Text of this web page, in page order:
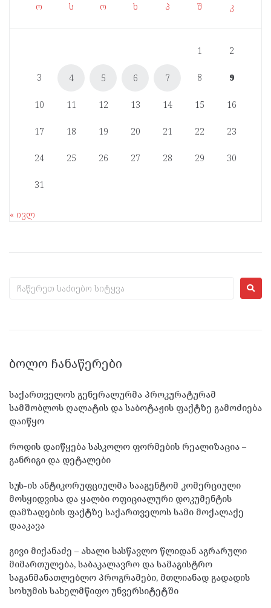
ო ს ო ხ პ შ კ
1 2
3 4 5 6 7 8 9
10 11 12 13 14 15 16
17 18 19 20 21 22 23
24 25 26 27 28 29 30
31
« ივლ
ᲑᲝᲚᲝ ᲩᲐᲜᲐᲬᲔᲠᲔᲑᲘ
საქართველოს გენერალურმა პროკურატურამ
სამშობლოს ღალატის და საბოტაჟის ფაქტზე გამოძიება
დაიწყო
როდის დაიწყება სასკოლო ფორმების რეალიზაცია –
განრიგი და დეტალები
სუს-ის ანტიკორუფციულმა სააგენტომ კომერციული
მოსყიდვისა და ყალბი ოფიციალური დოკუმენტის
დამზადების ფაქტზე საქართველოს სამი მოქალაქე
დააკავა
გივი მიქანაძე – ახალი სასწავლო წლიდან აგრარული
მიმართულება, საბაკალავრო და სამაგისტრო
საგანმანათლებლო პროგრამები, მთლიანად გადადის
სოხუმის სახელმწიფო უნვერსიტეტში